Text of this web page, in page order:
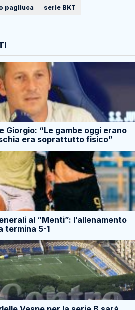
pagliuca serie BKT
Giorgio: “Le gambe oggi erano
era soprattutto fisico”
al “Menti”: l’allenamento
termina 5-1